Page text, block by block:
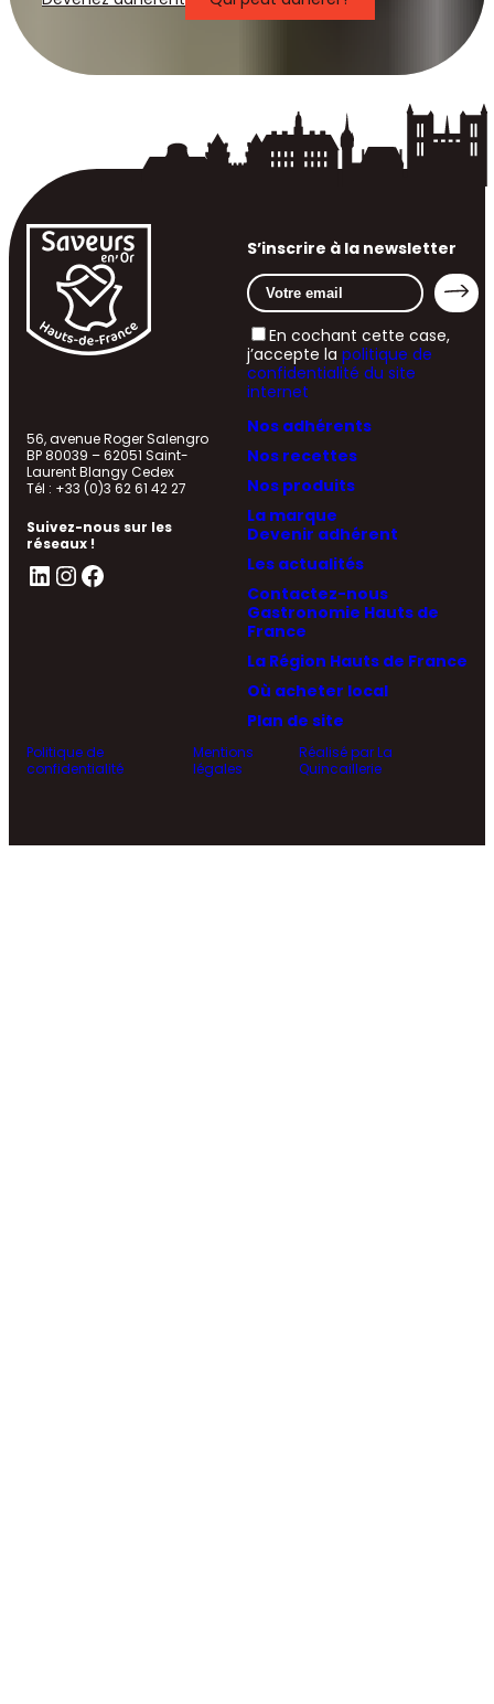
Nos adhérents
Nos recettes
Nos produits
La marque
Devenir adhérent
Les actualités
Contactez-nous
Gastronomie Hauts de
France
La Région Hauts de France
Où acheter local
Plan de site
56, avenue Roger Salengro
BP 80039 – 62051 Saint-
Laurent Blangy Cedex
Tél : +33 (0)3 62 61 42 27
Suivez-nous sur les
réseaux !
LinkedIn InstagramFacebook
S’inscrire à la newsletter
En cochant cette case,
j’accepte la politique de
confidentialité du site
internet
Politique de
confidentialité
Mentions
légales
Réalisé par La
Quincaillerie